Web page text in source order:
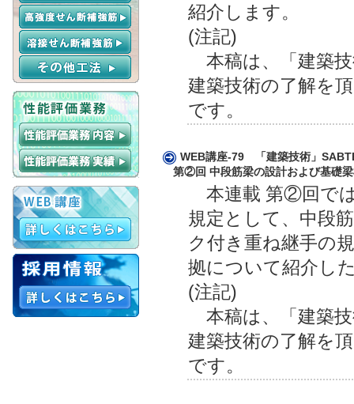
紹介します。
(注記)
本稿は、「建築
建築技術の了解を
です。
WEB講座-79 「建築技術」
第②回 中段筋梁の設計および基礎
本連載 第②回で
規定として、中段
ク付き重ね継手の
拠について紹介し
(注記)
本稿は、「建築
建築技術の了解を
です。